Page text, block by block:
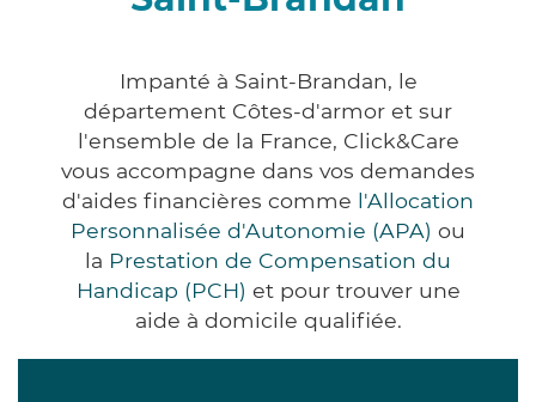
Impanté à Saint-Brandan, le
département Côtes-d'armor et sur
l'ensemble de la France, Click&Care
vous accompagne dans vos demandes
d'aides financières comme l'Allocation
Personnalisée d'Autonomie (APA) ou
la Prestation de Compensation du
Handicap (PCH) et pour trouver une
aide à domicile qualifiée.